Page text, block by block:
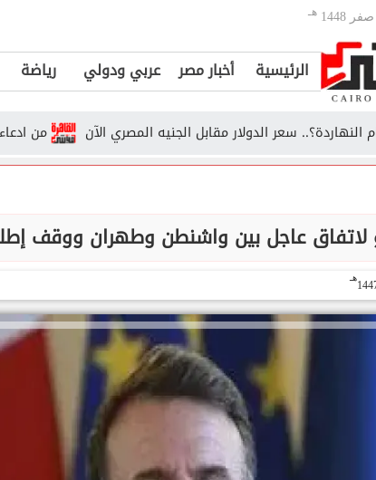
هـ
الرئيسية أخبار مصر عربي ودولي رياضة
من ادعاء التحرش سعر الدولار مقابل الجنيه المصري الآن
لاتفاق عاجل بين واشنطن وطهران ووقف
هـ